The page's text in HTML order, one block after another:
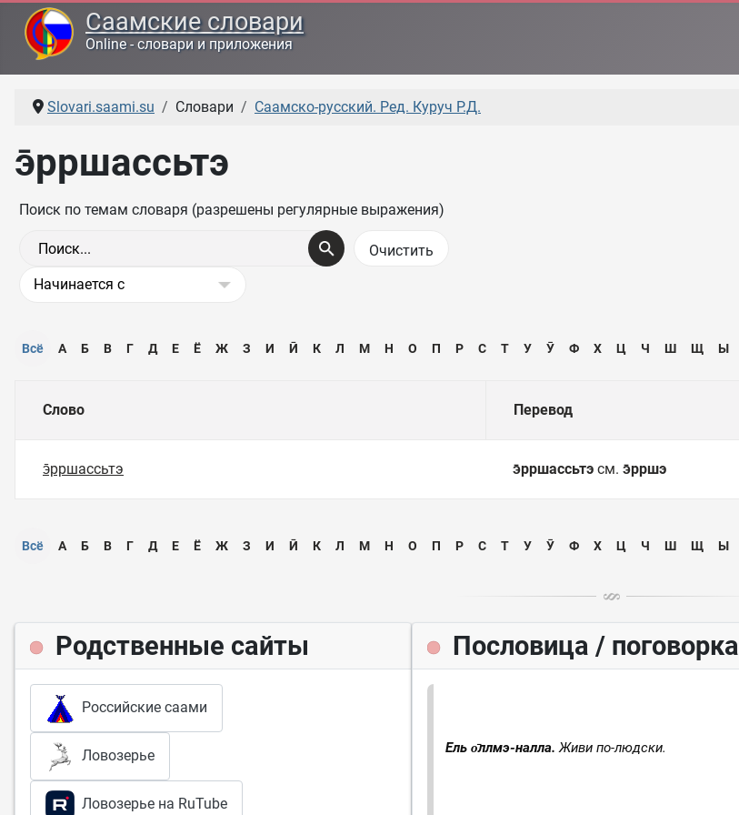
Саамские словари
Online - словари и приложения
Slovari.saami.su Словари Саамско-русский. Ред. Куруч Р.Д.
э̄рршассьтэ
Поиск по темам словаря (разрешены регулярные выражения)
Всё А Б В Г Д Е Ё Ж З И Ӣ К Л М Н О П Р С Т У Ӯ Ф Х Ц Ч Ш Щ Ы
Слово Перевод
э̄рршассьтэ э̄рршассьтэ см. э̄рршэ
Всё А Б В Г Д Е Ё Ж З И Ӣ К Л М Н О П Р С Т У Ӯ Ф Х Ц Ч Ш Щ Ы
Родственные сайты
Российские саами
Ловозерье
Ловозерье на RuTube
Пословица / поговорка
Ель о̄ллмэ-налла. Живи по-людски.